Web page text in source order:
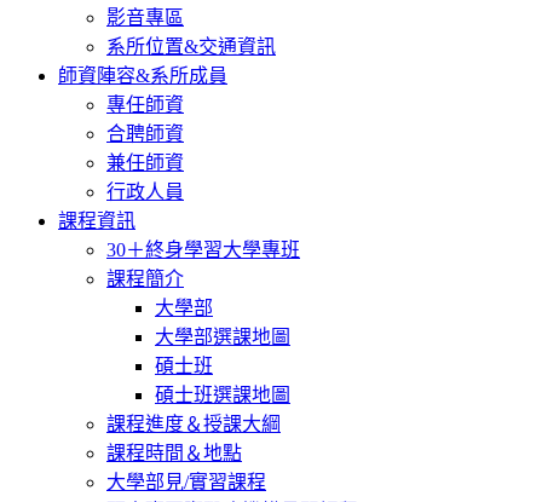
影音專區
系所位置&交通資訊
師資陣容&系所成員
專任師資
合聘師資
兼任師資
行政人員
課程資訊
30＋終身學習大學專班
課程簡介
大學部
大學部選課地圖
碩士班
碩士班選課地圖
課程進度＆授課大綱
課程時間＆地點
大學部見/實習課程